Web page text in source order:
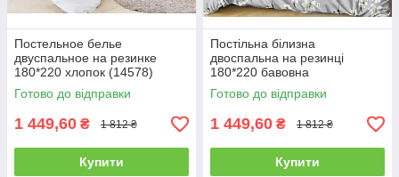
Постельное белье
двуспальное на резинке
180*220 хлопок (14578)
Готово до відправки
1 449,60 ₴ 1 812 ₴
Купити
Постільна білизна
двоспальна на резинці
180*220 бавовна
Готово до відправки
1 449,60 ₴ 1 812 ₴
Купити